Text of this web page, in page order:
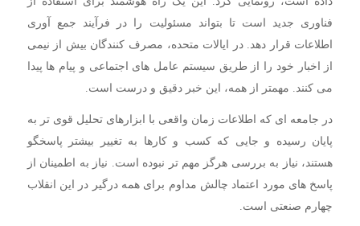
فناوری جدید است تا بتواند مسئولیت را در فرآیند جمع آوری
اطلاعات قرار دهد. در ایالات متحده، مصرف کنندگان بیش از نیمی
از اخبار خود را از طریق سیستم عامل های اجتماعی و پیام ها پیدا
می کنند. مهمتر از همه، این خبر دقیق و درست است.
در جامعه ای که اطلاعات زمان واقعی با ابزارهای تحلیل قوی تر به
پایان رسیده و جایی که کسب و کارها به تغییر بیشتر پاسخگو
هستند، نیاز به بررسی هرگز مهم تر نبوده است. نیاز به اطمینان از
پاسخ های مورد اعتماد چالش مداوم برای همه درگیر در این انقلاب
چهارم صنعتی است.